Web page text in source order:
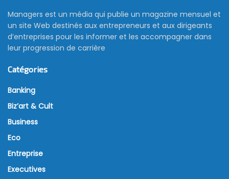
Managers est un média qui publie un magazine mensuel et
un site Web destinés aux entrepreneurs et aux dirigeants
d’entreprises pour les informer et les accompagner dans
leur progression de carrière
Catégories
Banking
Biz’art & Cult
Business
Eco
Entreprise
Executives